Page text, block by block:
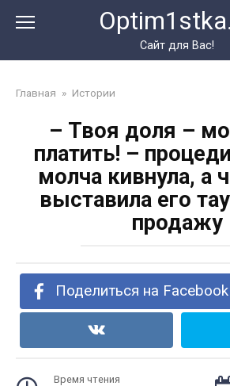
Сайт для Вас!
Главная » Истории
– Твоя доля –
платить! –
молча кивнула, а
выставила его
продажу
Поделиться на Facebook
Время чтения